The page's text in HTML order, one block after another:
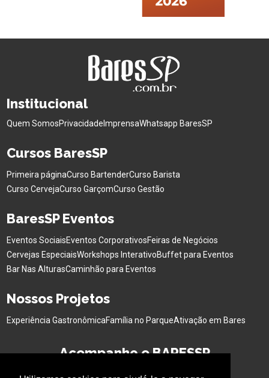
Institucional
Quem SomosPrivacidade ImprensaWhatsapp BaresSP
Cursos BaresSP
Primeira páginaCurso BartenderCurso Barista
Curso CervejaCurso GarçomCurso Gestão
BaresSP Eventos
Eventos SociaisEventos CorporativosFeiras de Negócios
Cervejas EspeciaisWorkshops InterativoBuffet para Eventos
Bar Nas AlturasCaminhão para Eventos
Nossos Projetos
Experiência GastronômicaFamília no ParqueAtivação em Bares
Acompanhe o BARESSP